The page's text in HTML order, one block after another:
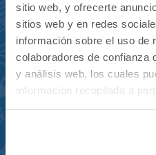
sitio web, y ofrecerte
sitios web y en redes
información sobre el uso de
colaboradores de confianza
y análisis web, los cuales
información recopilada a
reciclada